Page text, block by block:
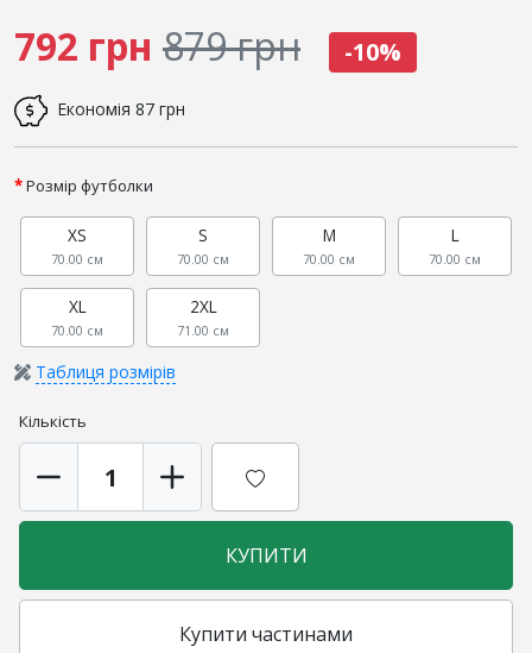
792 грн 879 грн -10%
Економія 87 грн
Розмір футболки
XS
70.00 см
S
70.00 см
M
70.00 см
L
70.00 см
XL
70.00 см
2XL
71.00 см
Таблиця розмірів
Кількість
КУПИТИ
Купити частинами